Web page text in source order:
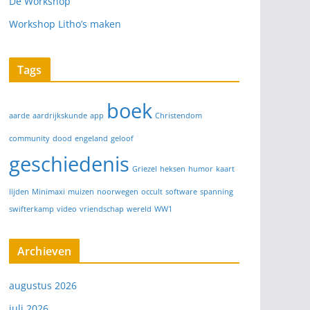
Workshop Litho’s maken
Tags
aarde aardrijkskunde app boek Christendom
community dood engeland geloof
geschiedenis Griezel heksen humor kaart
lijden Minimaxi muizen noorwegen occult software spanning
swifterkamp video vriendschap wereld WW1
Archieven
augustus 2026